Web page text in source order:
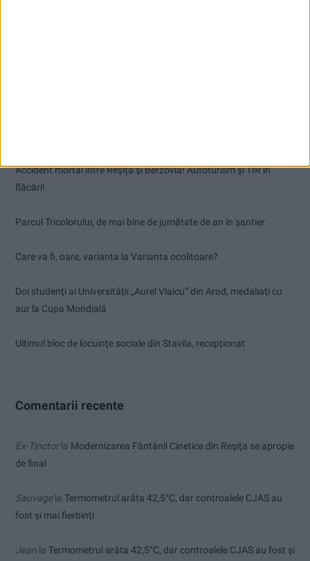
Accident mortal între Reșița și Berzovia! Autoturism și TIR în
flăcări!
Parcul Tricolorului, de mai bine de jumătate de an în șantier
Care va fi, oare, varianta la Varianta ocolitoare?
Doi studenți ai Universității „Aurel Vlaicu” din Arad, medaliați cu
aur la Cupa Mondială
Ultimul bloc de locuințe sociale din Stavila, recepționat
Comentarii recente
Ex-Tinctorla Modernizarea Fântânii Cinetice din Reșița se apropie
de final
Sauvagela Termometrul arăta 42,5°C, dar controalele CJAS au
fost și mai fierbinți
Jean la Termometrul arăta 42,5°C, dar controalele CJAS au fost și